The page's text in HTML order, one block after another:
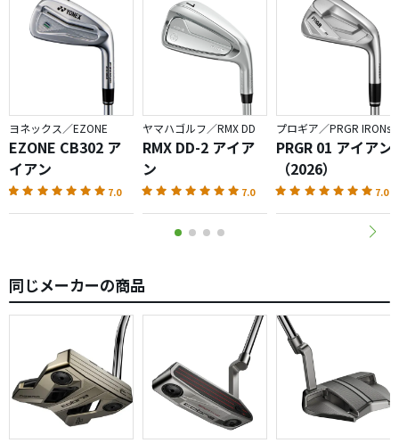
ヨネックス／EZONE
EZONE CB302 ア
イアン
7.0
ヤマハゴルフ／RMX DD
RMX DD-2 アイア
ン
7.0
プロギア／PRGR IRONs
PRGR 01 アイアン
（2026）
7.0
同じメーカーの商品